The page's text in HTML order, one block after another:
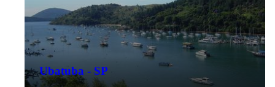
Ubatuba - SP